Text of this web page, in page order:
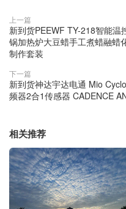
上一篇
新到货PEEWF TY-218智能
锅加热炉大豆蜡手工煮蜡融蜡
制作套装
下一篇
新到货神达宇达电通 Mio
频器2合1传感器 CADENCE
相关推荐